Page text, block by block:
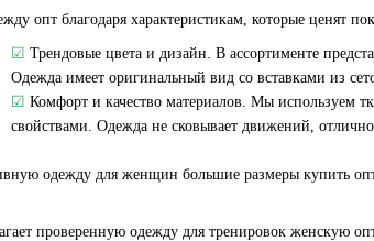
опт благодаря характеристикам, которые ценят
☑ Трендовые цвета и дизайн. В ассортименте
Одежда имеет оригинальный вид со вставками из
☑ Комфорт и качество материалов. Мы используем
свойствами. Одежда не сковывает движений,
одежду для женщин большие размеры купить
проверенную одежду для тренировок женскую